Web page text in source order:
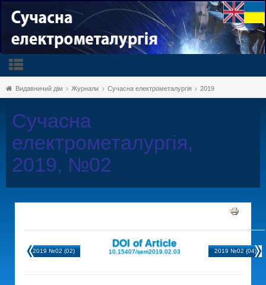
Видавничий дім Журнали Сучасна електрометалургія 2019
Сучасна
електрометалургія,
2019, №02
2019 №02 (02)
DOI of Article
10.15407/sem2019.02.03 2019 №02 (04)